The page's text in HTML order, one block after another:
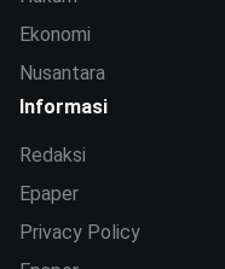
Ekonomi
Nusantara
Informasi
Redaksi
Epaper
Privacy Policy